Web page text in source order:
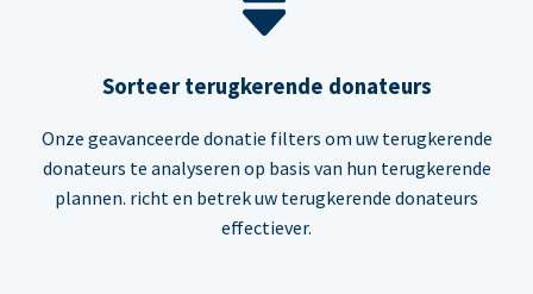
Sorteer terugkerende donateurs
Onze geavanceerde donatie filters om uw terugkerende
donateurs te analyseren op basis van hun terugkerende
plannen. richt en betrek uw terugkerende donateurs
effectiever.